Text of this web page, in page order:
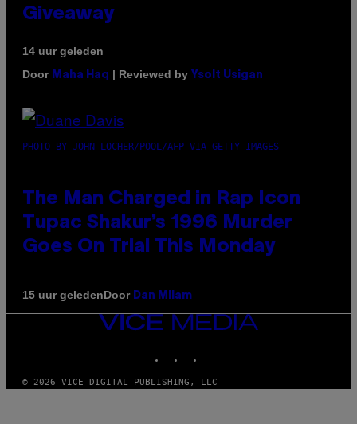
Giveaway
14 uur geleden
Door Maha Haq | Reviewed by Ysolt Usigan
PHOTO BY JOHN LOCHER/POOL/AFP VIA GETTY IMAGES
The Man Charged in Rap Icon
Tupac Shakur’s 1996 Murder
Goes On Trial This Monday
15 uur geledenDoor Dan Milam
VICE
MEDIA
© 2026 VICE DIGITAL PUBLISHING, LLC